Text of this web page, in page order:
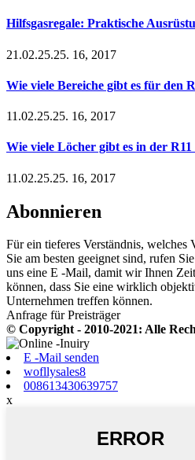
Hilfsgasregale: Praktische
21.02.25.25. 16, 2017
Wie viele Bereiche gibt es für den
11.02.25.25. 16, 2017
Wie viele Löcher gibt es in der R11
11.02.25.25. 16, 2017
Abonnieren
Für ein tieferes Verständnis, welches
Sie am besten geeignet sind, rufen
uns eine E -Mail, damit wir Ihnen
können, dass Sie eine wirklich
Unternehmen treffen können.
Anfrage für Preisträger
© Copyright - 2010-2021: Alle
E -Mail senden
wofllysales8
008613430639757
x